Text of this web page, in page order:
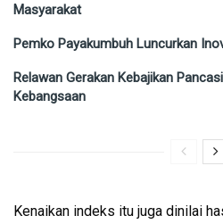
Masyarakat
Pemko Payakumbuh Luncurkan
Relawan Gerakan Kebajikan
Kebangsaan
Kenaikan indeks itu juga dinilai